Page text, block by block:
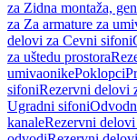
za Zidna montaža,
za Za armature za
delovi za Cevni sifoni
za uštedu prostora
umivaonikePoklopci
sifoniRezervni delovi
Ugradni sifoni
kanaleRezervni